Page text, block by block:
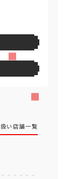
い店舗一覧